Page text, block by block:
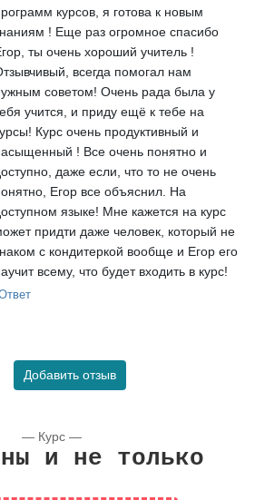
курсов, я готова к новым
! Еще раз огромное спасибо
ты очень хороший учитель !
всегда помогал нам
советом! Очень рада была у
учится, и приду ещё к тебе на
Курс очень продуктивный и
! Все очень понятно и
даже если, что то не очень
Егор все объяснил. На
языке! Мне кажется на курс
придти даже человек, который не
с кондитеркой вообще и Егор его
всему, что будет входить в курс!
Добавить отзыв
— Курс —
и не только